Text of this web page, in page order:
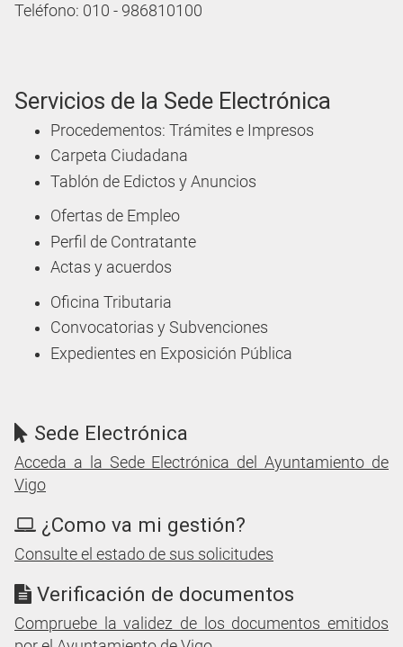
Teléfono: 010 - 986810100
Servicios de la Sede Electrónica
Procedementos: Trámites e Impresos
Carpeta Ciudadana
Tablón de Edictos y Anuncios
Ofertas de Empleo
Perfil de Contratante
Actas y acuerdos
Oficina Tributaria
Convocatorias y Subvenciones
Expedientes en Exposición Pública
Sede Electrónica
Acceda a la Sede Electrónica del Ayuntamiento de
Vigo
¿Como va mi gestión?
Consulte el estado de sus solicitudes
Verificación de documentos
Compruebe la validez de los documentos emitidos